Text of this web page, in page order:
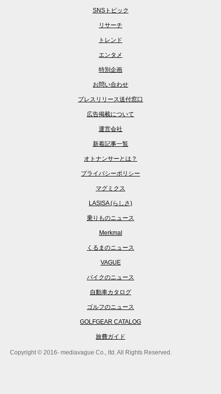
SNSトピック
リサーチ
トレンド
エンタメ
特別企画
お問い合わせ
プレスリリース送付窓口
広告掲載について
運営会社
新着記事一覧
オトナンサーとは？
プライバシーポリシー
マグミクス
LASISA (らしさ)
乗りものニュース
Merkmal
くるまのニュース
VAGUE
バイクのニュース
自動車カタログ
ゴルフのニュース
GOLFGEAR CATALOG
旅費ガイド
Copyright © 2016- mediavague Co., ltd. All Rights Reserved.